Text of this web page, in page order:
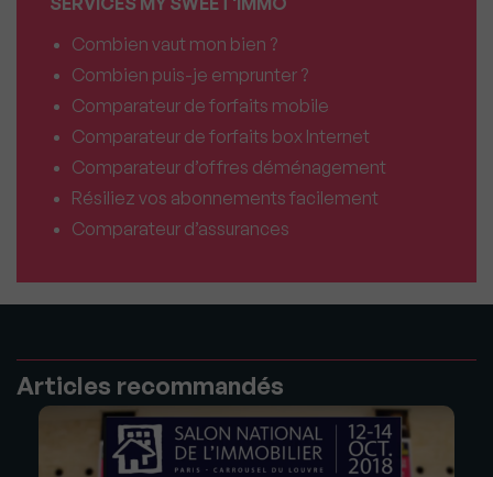
Combien vaut mon bien ?
Combien puis-je emprunter ?
Comparateur de forfaits mobile
Comparateur de forfaits box Internet
Comparateur d’offres déménagement
Résiliez vos abonnements facilement
Comparateur d’assurances
Articles recommandés